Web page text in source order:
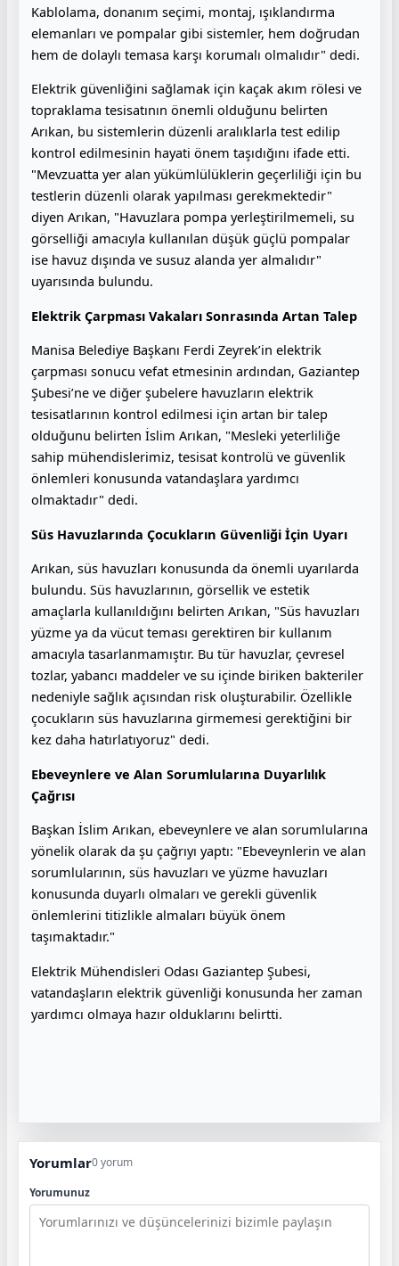
Kablolama, donanım seçimi, montaj, ışıklandırma
elemanları ve pompalar gibi sistemler, hem doğrudan
hem de dolaylı temasa karşı korumalı olmalıdır" dedi.
Elektrik güvenliğini sağlamak için kaçak akım rölesi ve
topraklama tesisatının önemli olduğunu belirten
Arıkan, bu sistemlerin düzenli aralıklarla test edilip
kontrol edilmesinin hayati önem taşıdığını ifade etti.
"Mevzuatta yer alan yükümlülüklerin geçerliliği için bu
testlerin düzenli olarak yapılması gerekmektedir"
diyen Arıkan, "Havuzlara pompa yerleştirilmemeli, su
görselliği amacıyla kullanılan düşük güçlü pompalar
ise havuz dışında ve susuz alanda yer almalıdır"
uyarısında bulundu.
Elektrik Çarpması Vakaları Sonrasında Artan Talep
Manisa Belediye Başkanı Ferdi Zeyrek’in elektrik
çarpması sonucu vefat etmesinin ardından, Gaziantep
Şubesi’ne ve diğer şubelere havuzların elektrik
tesisatlarının kontrol edilmesi için artan bir talep
olduğunu belirten İslim Arıkan, "Mesleki yeterliliğe
sahip mühendislerimiz, tesisat kontrolü ve güvenlik
önlemleri konusunda vatandaşlara yardımcı
olmaktadır" dedi.
Süs Havuzlarında Çocukların Güvenliği İçin Uyarı
Arıkan, süs havuzları konusunda da önemli uyarılarda
bulundu. Süs havuzlarının, görsellik ve estetik
amaçlarla kullanıldığını belirten Arıkan, "Süs havuzları
yüzme ya da vücut teması gerektiren bir kullanım
amacıyla tasarlanmamıştır. Bu tür havuzlar, çevresel
tozlar, yabancı maddeler ve su içinde biriken bakteriler
nedeniyle sağlık açısından risk oluşturabilir. Özellikle
çocukların süs havuzlarına girmemesi gerektiğini bir
kez daha hatırlatıyoruz" dedi.
Ebeveynlere ve Alan Sorumlularına Duyarlılık
Çağrısı
Başkan İslim Arıkan, ebeveynlere ve alan sorumlularına
yönelik olarak da şu çağrıyı yaptı: "Ebeveynlerin ve alan
sorumlularının, süs havuzları ve yüzme havuzları
konusunda duyarlı olmaları ve gerekli güvenlik
önlemlerini titizlikle almaları büyük önem
taşımaktadır."
Elektrik Mühendisleri Odası Gaziantep Şubesi,
vatandaşların elektrik güvenliği konusunda her zaman
yardımcı olmaya hazır olduklarını belirtti.
Yorumlar0 yorum
Yorumunuz